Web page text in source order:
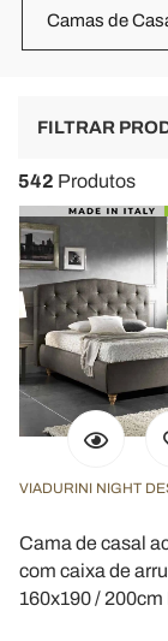
Camas de
FILTRAR
542 Produtos
VIADURINI NIGHT
Cama de casal
com caixa de
160x190 / 200cm